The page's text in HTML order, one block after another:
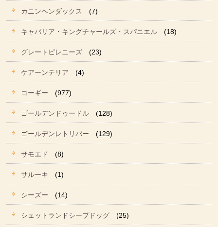
カニンヘンダックス (7)
キャバリア・キングチャールズ・スパニエル (18)
グレートピレニーズ (23)
ケアーンテリア (4)
コーギー (977)
ゴールデンドゥードル (128)
ゴールデンレトリバー (129)
サモエド (8)
サルーキ (1)
シーズー (14)
シェットランドシープドッグ (25)